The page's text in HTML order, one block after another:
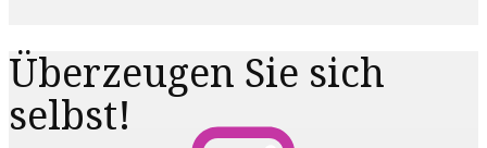
Überzeugen Sie​ sich
selbst!